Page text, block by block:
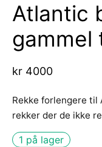
Atlantic
gammel
kr 4000
Rekke forlengere til
rekker der de ikke
1 på lager
Atlantic
Lydisolasjon
m.utstyr
m.utstyr
og baugpropell
hengsler og luker
utstyr
Yanmar motor/drev